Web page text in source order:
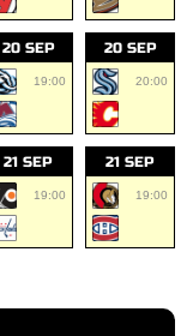
20 SEP
19:00
20 SEP
20:00
21 SEP
19:00
21 SEP
19:00